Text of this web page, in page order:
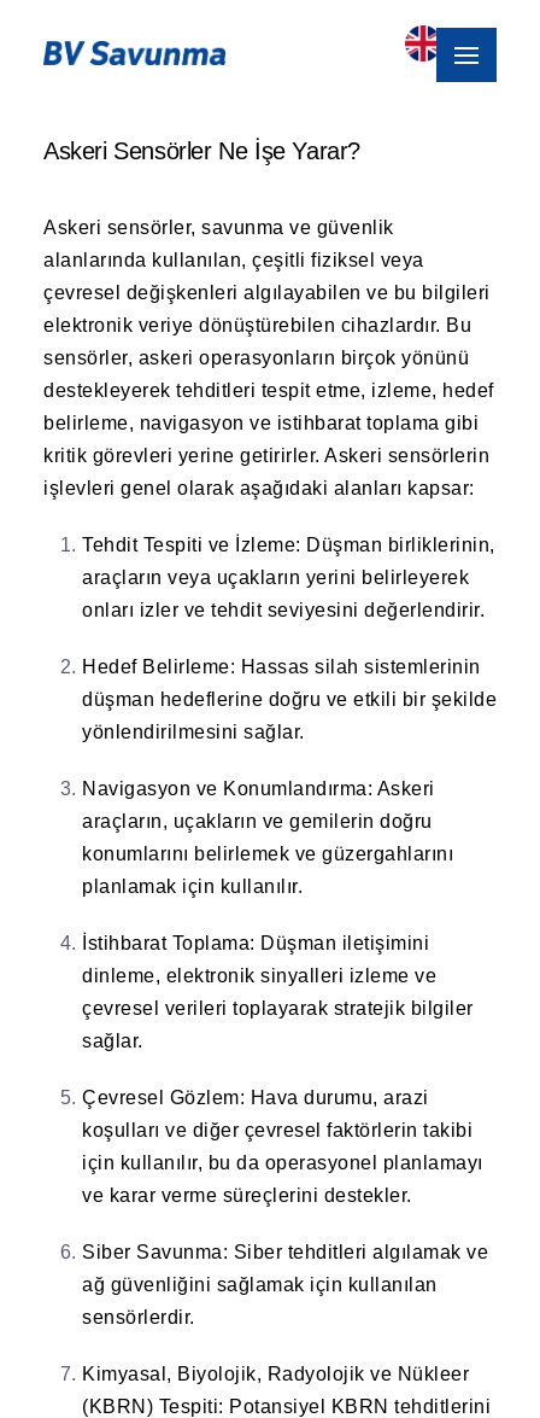
Askeri Sensörler Ne İşe Yarar?
Askeri sensörler, savunma ve güvenlik
alanlarında kullanılan, çeşitli fiziksel veya
çevresel değişkenleri algılayabilen ve bu bilgileri
elektronik veriye dönüştürebilen cihazlardır. Bu
sensörler, askeri operasyonların birçok yönünü
destekleyerek tehditleri tespit etme, izleme, hedef
belirleme, navigasyon ve istihbarat toplama gibi
kritik görevleri yerine getirirler. Askeri sensörlerin
işlevleri genel olarak aşağıdaki alanları kapsar:
Tehdit Tespiti ve İzleme: Düşman birliklerinin,
araçların veya uçakların yerini belirleyerek
onları izler ve tehdit seviyesini değerlendirir.
Hedef Belirleme: Hassas silah sistemlerinin
düşman hedeflerine doğru ve etkili bir şekilde
yönlendirilmesini sağlar.
Navigasyon ve Konumlandırma: Askeri
araçların, uçakların ve gemilerin doğru
konumlarını belirlemek ve güzergahlarını
planlamak için kullanılır.
İstihbarat Toplama: Düşman iletişimini
dinleme, elektronik sinyalleri izleme ve
çevresel verileri toplayarak stratejik bilgiler
sağlar.
Çevresel Gözlem: Hava durumu, arazi
koşulları ve diğer çevresel faktörlerin takibi
için kullanılır, bu da operasyonel planlamayı
ve karar verme süreçlerini destekler.
Siber Savunma: Siber tehditleri algılamak ve
ağ güvenliğini sağlamak için kullanılan
sensörlerdir.
Kimyasal, Biyolojik, Radyolojik ve Nükleer
(KBRN) Tespiti: Potansiyel KBRN tehditlerini